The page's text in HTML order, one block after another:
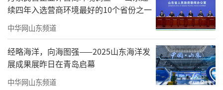
项目的基层单位，科技创新工作持续走在前
列。深化新时代英雄地质队建设，培育齐鲁时
代楷模、齐鲁最美自然守护者等一批先进典
型，为现代化强省建设提供了源源不断的地矿
力量。
续四年入选营商环境最好的10个省份之一
中华网山东频道
经略海洋，向海图强——2025山东海洋发
展成果展昨日在青岛启幕
中华网山东频道